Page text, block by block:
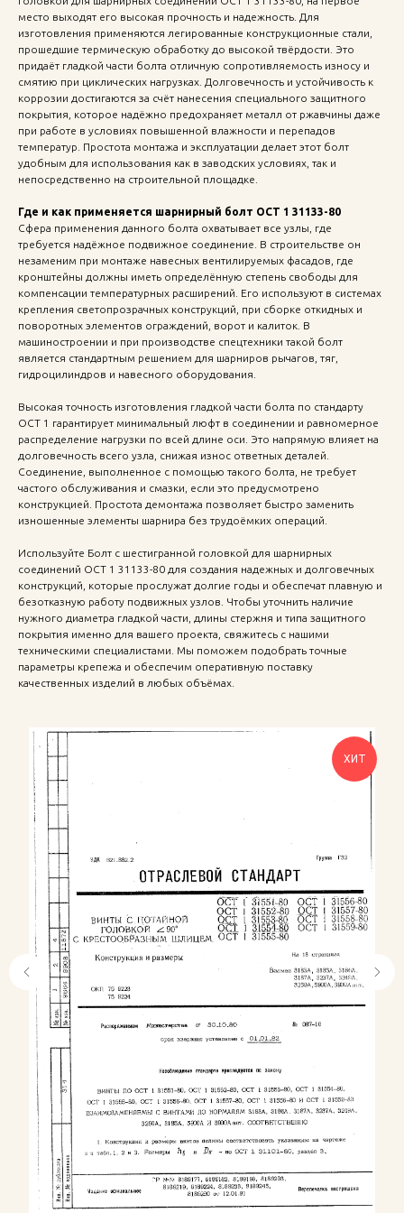
место выходят его высокая прочность и надежность. Для
изготовления применяются легированные конструкционные стали,
прошедшие термическую обработку до высокой твёрдости. Это
придаёт гладкой части болта отличную сопротивляемость износу и
смятию при циклических нагрузках. Долговечность и устойчивость к
коррозии достигаются за счёт нанесения специального защитного
покрытия, которое надёжно предохраняет металл от ржавчины даже
при работе в условиях повышенной влажности и перепадов
температур. Простота монтажа и эксплуатации делает этот болт
удобным для использования как в заводских условиях, так и
непосредственно на строительной площадке.
Где и как применяется шарнирный болт ОСТ 1 31133-80
Сфера применения данного болта охватывает все узлы, где
требуется надёжное подвижное соединение. В строительстве он
незаменим при монтаже навесных вентилируемых фасадов, где
кронштейны должны иметь определённую степень свободы для
компенсации температурных расширений. Его используют в системах
крепления светопрозрачных конструкций, при сборке откидных и
поворотных элементов ограждений, ворот и калиток. В
машиностроении и при производстве спецтехники такой болт
является стандартным решением для шарниров рычагов, тяг,
гидроцилиндров и навесного оборудования.
Высокая точность изготовления гладкой части болта по стандарту
ОСТ 1 гарантирует минимальный люфт в соединении и равномерное
распределение нагрузки по всей длине оси. Это напрямую влияет на
долговечность всего узла, снижая износ ответных деталей.
Соединение, выполненное с помощью такого болта, не требует
частого обслуживания и смазки, если это предусмотрено
конструкцией. Простота демонтажа позволяет быстро заменить
изношенные элементы шарнира без трудоёмких операций.
Используйте Болт с шестигранной головкой для шарнирных
соединений ОСТ 1 31133-80 для создания надежных и долговечных
конструкций, которые прослужат долгие годы и обеспечат плавную и
безотказную работу подвижных узлов. Чтобы уточнить наличие
нужного диаметра гладкой части, длины стержня и типа защитного
покрытия именно для вашего проекта, свяжитесь с нашими
техническими специалистами. Мы поможем подобрать точные
параметры крепежа и обеспечим оперативную поставку
качественных изделий в любых объёмах.
ХИТ